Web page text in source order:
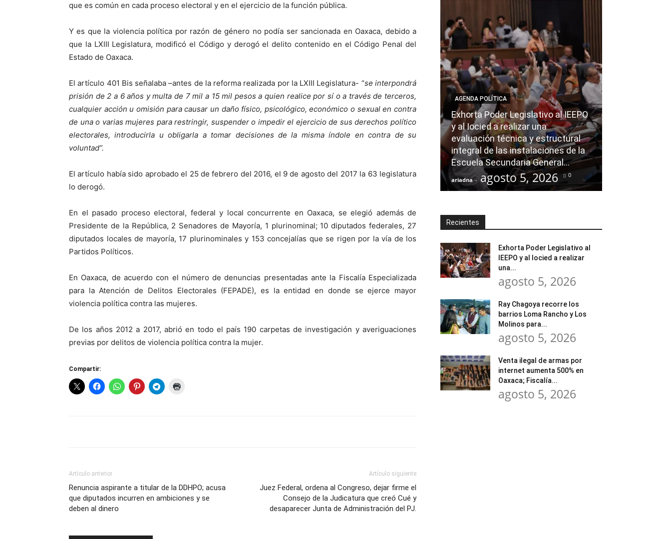
que es común en cada proceso electoral y en el ejercicio de la función pública.
Y es que la violencia política por razón de género no podía ser sancionada en Oaxaca, debido a
que la LXIII Legislatura, modificó el Código y derogó el delito contenido en el Código Penal del
Estado de Oaxaca.
El artículo 401 Bis señalaba –antes de la reforma realizada por la LXIII Legislatura- “se interpondrá
prisión de 2 a 6 años y multa de 7 mil a 15 mil pesos a quien realice por sí o a través de terceros,
cualquier acción u omisión para causar un daño físico, psicológico, económico o sexual en contra
de una o varias mujeres para restringir, suspender o impedir el ejercicio de sus derechos político
electorales, introducirla u obligarla a tomar decisiones de la misma índole en contra de su
voluntad”.
El artículo había sido aprobado el 25 de febrero del 2016, el 9 de agosto del 2017 la 63 legislatura
lo derogó.
En el pasado proceso electoral, federal y local concurrente en Oaxaca, se elegió además de
Presidente de la República, 2 Senadores de Mayoría, 1 plurinominal; 10 diputados federales, 27
diputados locales de mayoría, 17 plurinominales y 153 concejalías que se rigen por la vía de los
Partidos Políticos.
En Oaxaca, de acuerdo con el número de denuncias presentadas ante la Fiscalía Especializada
para la Atención de Delitos Electorales (FEPADE), es la entidad en donde se ejerce mayor
violencia política contra las mujeres.
De los años 2012 a 2017, abrió en todo el país 190 carpetas de investigación y averiguaciones
previas por delitos de violencia política contra la mujer.
Compartir:
Artículo anterior
Renuncia aspirante a titular de la DDHPO; acusa
que diputados incurren en ambiciones y se
deben al dinero
Artículo siguiente
Juez Federal, ordena al Congreso, dejar firme el
Consejo de la Judicatura que creó Cué y
desaparecer Junta de Administración del PJ.
AGENDA POLÍTICA
Exhorta Poder Legislativo al IEEPO
y al Iocied a realizar una
evaluación técnica y estructural
integral de las instalaciones de la
Escuela Secundaria General...
ariadna - agosto 5, 2026 0
Recientes
Exhorta Poder Legislativo al
IEEPO y al Iocied a realizar
una...
agosto 5, 2026
Ray Chagoya recorre los
barrios Loma Rancho y Los
Molinos para...
agosto 5, 2026
Venta ilegal de armas por
internet aumenta 500% en
Oaxaca; Fiscalía...
agosto 5, 2026